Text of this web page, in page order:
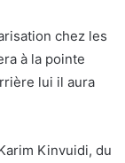
chez les
à la pointe
lui il aura
Kinvuidi, du